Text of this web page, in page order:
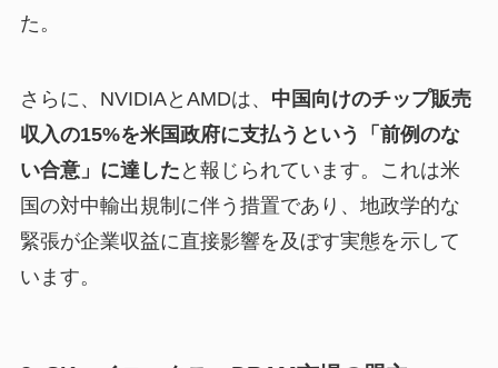
た。
さらに、NVIDIAとAMDは、 中国向けのチップ販売
収入の15%を米国政府に支払うという「前例のな
い合意」に達した と報じられています。これは米
国の対中輸出規制に伴う措置であり、地政学的な
緊張が企業収益に直接影響を及ぼす実態を示して
います。